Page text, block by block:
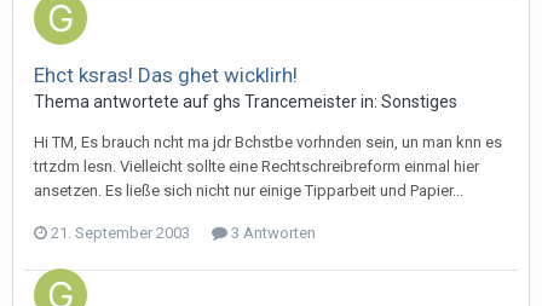
Ehct ksras! Das ghet wicklirh!
Thema antwortete aufghs Trancemeisterin: Sonstiges
Hi TM, Es brauch ncht ma jdr Bchstbe vorhnden sein, un man knn es
trtzdm lesn. Vielleicht sollte eine Rechtschreibreform einmal hier
ansetzen. Es ließe sich nicht nur einige Tipparbeit und Papier...
21. September 2003 3 Antworten